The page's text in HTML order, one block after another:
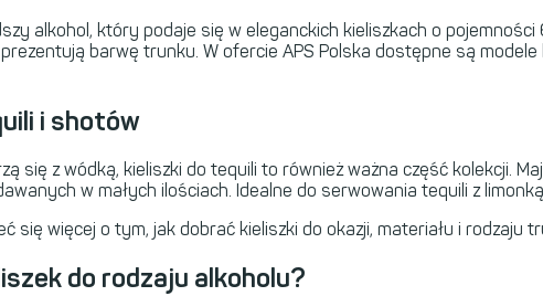
alkohol, który podaje się w eleganckich kieliszkach o
barwę trunku. W ofercie APS Polska dostępne są
i shotów
się z wódką, kieliszki do tequili to również ważna część kolekcji.
w małych ilościach. Idealne do serwowania tequili z
się więcej o tym, jak dobrać kieliszki do okazji, materiału i rodzaju
do rodzaju alkoholu?